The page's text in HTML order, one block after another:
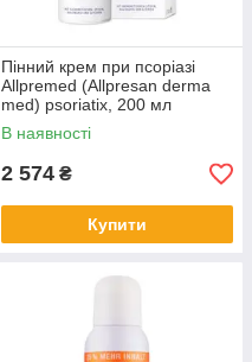
Пінний крем при псоріазі
Allpremed (Allpresan derma
med) psoriatix, 200 мл
В наявності
2 574 ₴
Купити